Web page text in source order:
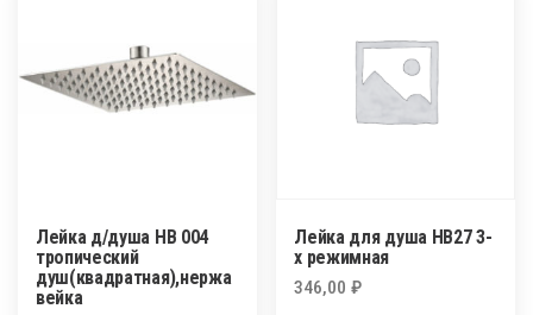
Лейка д/душа HB 004
тропический
душ(квадратная),нержа
вейка
Лейка для душа НВ27 3-
х режимная
346,00₽